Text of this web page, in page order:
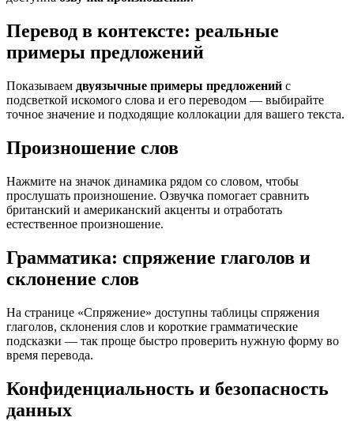
Перевод в контексте: реальные
примеры предложений
Показываем двуязычные примеры предложений с
подсветкой искомого слова и его переводом — выбирайте
точное значение и подходящие коллокации для вашего текста.
Произношение слов
Нажмите на значок динамика рядом со словом, чтобы
прослушать произношение. Озвучка помогает сравнить
британский и американский акценты и отработать
естественное произношение.
Грамматика: спряжение глаголов и
склонение слов
На странице «Спряжение» доступны таблицы спряжения
глаголов, склонения слов и короткие грамматические
подсказки — так проще быстро проверить нужную форму во
время перевода.
Конфиденциальность и безопасность
данных